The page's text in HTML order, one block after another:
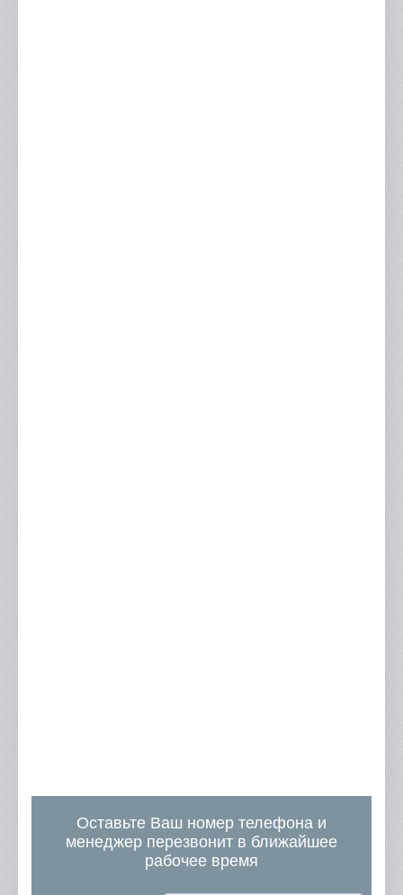
Оставьте Ваш номер телефона и
менеджер перезвонит в ближайшее
рабочее время